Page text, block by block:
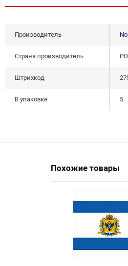
Производитель
Страна производитель
Штрихкод
В упаковке 5
Похожие товары